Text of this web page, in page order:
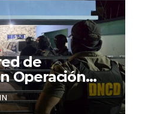
de
Operación